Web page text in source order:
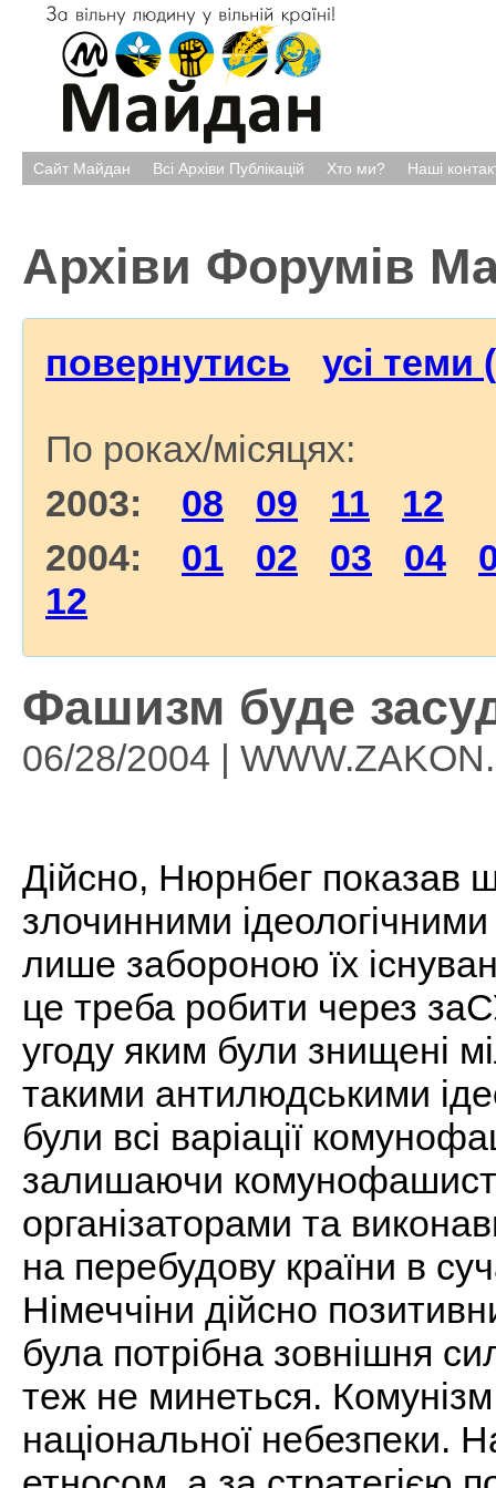
Сайт Майдан Всі Архіви Публікацій Хто ми? Наші
Архіви Форумів
повернутись усі теми
По роках/місяцях:
2003: 08 09 11
12
2004: 01 02 03 04
12
Фашизм буде
06/28/2004 |
Дійсно, Нюрнбег показав
злочинними
лише забороною їх
це треба робити через
угоду яким були знищені
такими антилюдськими
були всі варіації
залишаючи
організаторами та
на перебудову країни в
Німеччіни дійсно
була потрібна зовнішня
теж не минеться.
національної небезпеки.